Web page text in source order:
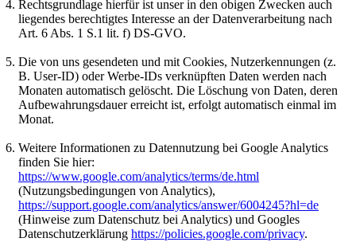
Rechtsgrundlage hierfür ist unser in den obigen Zwecken auch
liegendes berechtigtes Interesse an der Datenverarbeitung nach
Art. 6 Abs. 1 S.1 lit. f) DS-GVO.
Die von uns gesendeten und mit Cookies, Nutzerkennungen (z.
B. User-ID) oder Werbe-IDs verknüpften Daten werden nach
Monaten automatisch gelöscht. Die Löschung von Daten, deren
Aufbewahrungsdauer erreicht ist, erfolgt automatisch einmal im
Monat.
Weitere Informationen zu Datennutzung bei Google Analytics
finden Sie hier:
https://www.google.com/analytics/terms/de.html
(Nutzungsbedingungen von Analytics),
https://support.google.com/analytics/answer/6004245?hl=de
(Hinweise zum Datenschutz bei Analytics) und Googles
Datenschutzerklärung https://policies.google.com/privacy.